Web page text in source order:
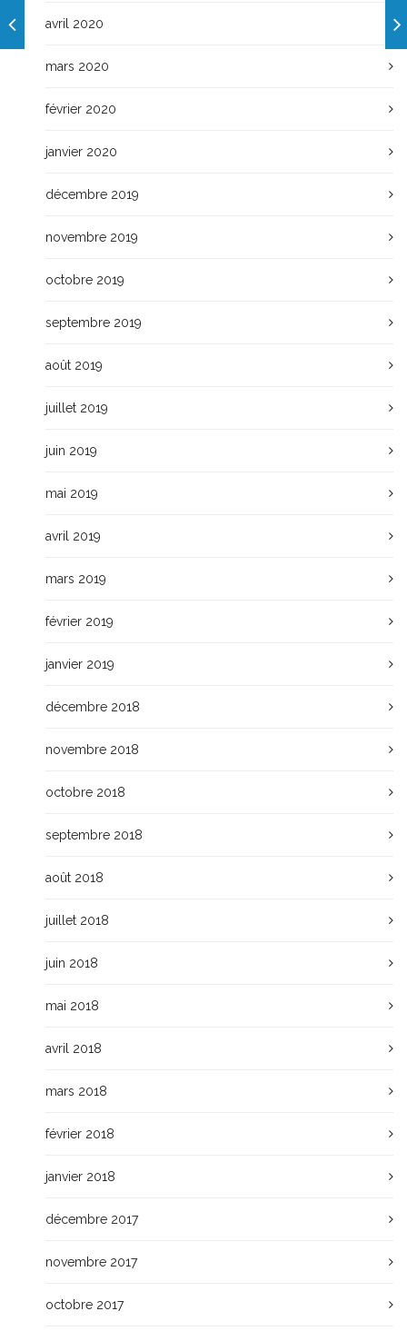
avril 2020
mars 2020
février 2020
janvier 2020
décembre 2019
novembre 2019
octobre 2019
septembre 2019
août 2019
juillet 2019
juin 2019
mai 2019
avril 2019
mars 2019
février 2019
janvier 2019
décembre 2018
novembre 2018
octobre 2018
septembre 2018
août 2018
juillet 2018
juin 2018
mai 2018
avril 2018
mars 2018
février 2018
janvier 2018
décembre 2017
novembre 2017
octobre 2017